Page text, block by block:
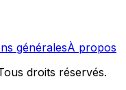
généralesÀ propos
droits réservés.